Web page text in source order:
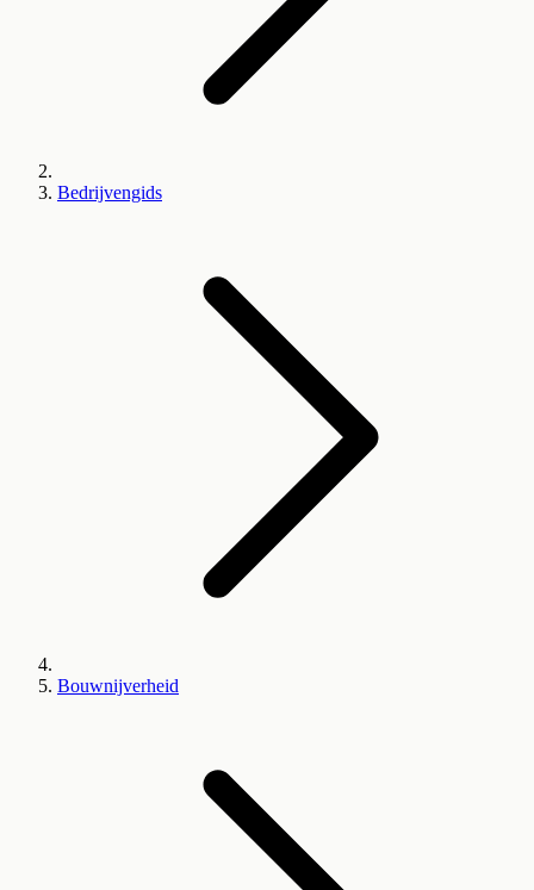
Bedrijvengids
Bouwnijverheid